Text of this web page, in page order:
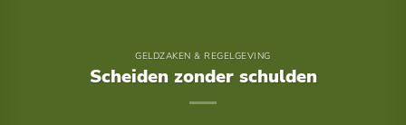
GELDZAKEN & REGELGEVING
Scheiden zonder schulden